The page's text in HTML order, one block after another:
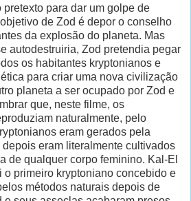
para dar um golpe de
de Zod é depor o conselho
da explosão do planeta. Mas
autodestruiria, Zod pretendia pegar
os habitantes kryptonianos e
para criar uma nova civilização
planeta a ser ocupado por Zod e
que, neste filme, os
naturalmente, pelo
eram gerados pela
eram literalmente cultivados
de qualquer corpo feminino. Kal-El
o primeiro kryptoniano concebido e
métodos naturais depois de